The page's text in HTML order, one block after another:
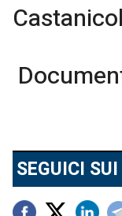
SEGUICI